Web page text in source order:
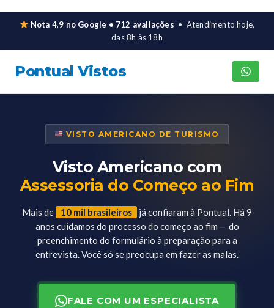
Nota 4,9 no Google • 712 avaliações • Atendimento hoje,
das 8h às 18h
Pontual Vistos
VISTO AMERICANO DE TURISMO
Visto Americano com
Assessoria do Começo ao Fim
Mais de 10 mil brasileiros
já confiaram à Pontual. Há 9
anos cuidamos do processo do começo ao fim — do
preenchimento do formulário à preparação para a
entrevista. Você só se preocupa em fazer as malas.
FALE COM UM ESPECIALISTA